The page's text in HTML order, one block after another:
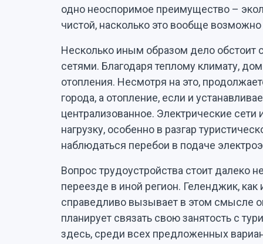
одно неоспоримое преимущество –
чистой, насколько это вообще
Несколько иным образом дело
сетями. Благодаря теплому климату,
отопления. Несмотря на это,
города, а отопление, если и
централизованное. Электрические
нагрузку, особенно в разгар
наблюдаться перебои в подаче
Вопрос трудоустройства стоит далеко
переезде в иной регион. Геленджик,
справедливо вызывает в этом смысле
планирует связать свою занятость с
здесь, среди всех предложенных